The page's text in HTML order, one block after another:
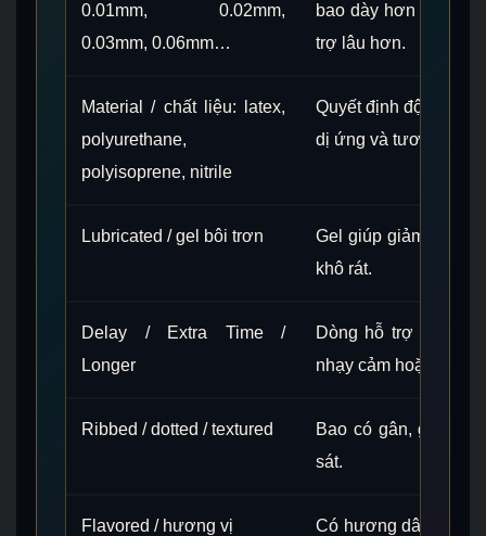
0.01mm, 0.02mm,
0.03mm, 0.06mm…
bao dày hơn có thể
trợ lâu hơn.
Material / chất liệu: latex,
polyurethane,
polyisoprene, nitrile
Quyết định độ đàn
dị ứng và tương thích
Lubricated / gel bôi trơn
Gel giúp giảm ma
khô rát.
Delay / Extra Time /
Longer
Dòng hỗ trợ kéo
nhạy cảm hoặc hoạt
Ribbed / dotted / textured
Bao có gân, gai,
sát.
Flavored / hương vị
Có hương dâu,